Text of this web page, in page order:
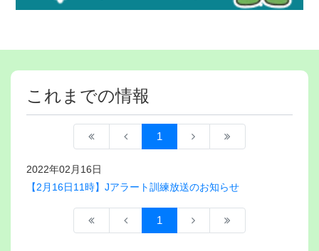
これまでの情報
1
2022年02月16日
【2月16日11時】Jアラート訓練放送のお知らせ
1